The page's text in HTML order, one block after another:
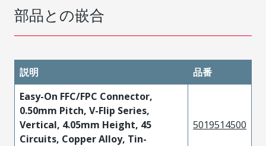
部品との嵌合
説明
品番
Easy-On FFC/FPC Connector,
0.50mm Pitch, V-Flip Series,
Vertical, 4.05mm Height, 45
Circuits, Copper Alloy, Tin-
5019514500